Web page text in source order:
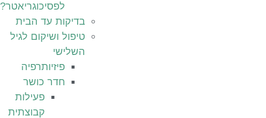
לפסיכוגריאטר?
בדיקות עד הבית
טיפול ושיקום לגיל
השלישי
פיזיותרפיה
חדר כושר
פעילות
קבוצתית